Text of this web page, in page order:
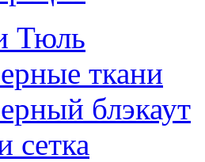
Тюль
ткани
блэкаут
сетка